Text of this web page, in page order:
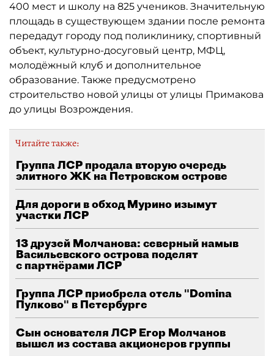
400 мест и школу на 825 учеников. Значительную
площадь в существующем здании после ремонта
передадут городу под поликлинику, спортивный
объект, культурно-досуговый центр, МФЦ,
молодёжный клуб и дополнительное
образование. Также предусмотрено
строительство новой улицы от улицы Примакова
до улицы Возрождения.
Читайте также:
Группа ЛСР продала вторую очередь
элитного ЖК на Петровском острове
Для дороги в обход Мурино изымут
участки ЛСР
13 друзей Молчанова: северный намыв
Васильевского острова поделят
с партнёрами ЛСР
Группа ЛСР приобрела отель "Domina
Пулково" в Петербурге
Сын основателя ЛСР Егор Молчанов
вышел из состава акционеров группы